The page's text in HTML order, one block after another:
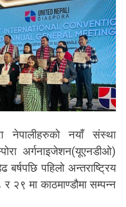
नेपालीहरुको नयाँ संस्था
अर्गनाइजेशन(यूएनडीओ)
पहिलो अन्तराष्ट्रिय
२९ मा काठमाण्डौमा सम्पन्न